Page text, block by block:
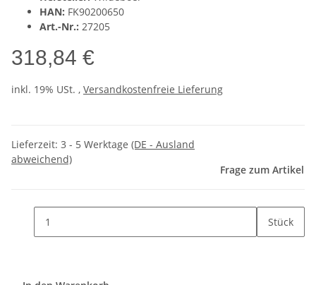
HAN: FK90200650
Art.-Nr.: 27205
318,84 €
inkl. 19% USt. , Versandkostenfreie Lieferung
Lieferzeit: 3 - 5 Werktage (DE - Ausland
abweichend)
Frage zum Artikel
Stück